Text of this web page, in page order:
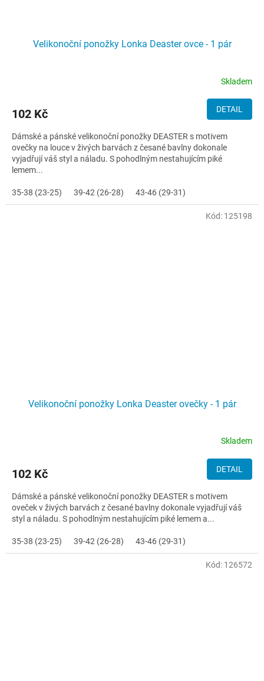
Velikonoční ponožky Lonka Deaster ovce - 1 pár
Skladem
102 Kč DETAIL
Dámské a pánské velikonoční ponožky DEASTER s motivem
ovečky na louce v živých barvách z česané bavlny dokonale
vyjadřují váš styl a náladu. S pohodlným nestahujícím piké
lemem...
35-38 (23-25) 39-42 (26-28) 43-46 (29-31)
Velikonoční ponožky Lonka Deaster ovečky - 1 pár
Skladem
102 Kč DETAIL
Dámské a pánské velikonoční ponožky DEASTER s motivem
oveček v živých barvách z česané bavlny dokonale vyjadřují váš
styl a náladu. S pohodlným nestahujícím piké lemem a...
35-38 (23-25) 39-42 (26-28) 43-46 (29-31)
Kód: 125198
Kód: 126572